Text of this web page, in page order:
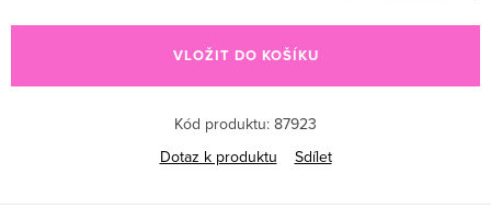
VLOŽIT DO KOŠÍKU
Kód produktu: 87923
Dotaz k produktu
Sdílet